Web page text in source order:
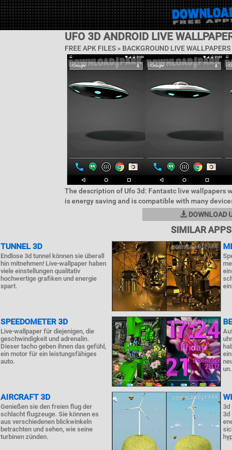
UFO 3D ANDROID LIVE
FREE APK FILES » BACKGROUND LIVE WALLPAPERS
The description of Ufo 3d: Fantastc live wallpapers
is energy saving and is compatible with many
DOWNLOAD
SIMILAR APPS
TUNNEL 3D
Endlose 3d tunnel können sie überall
hin mitnehmen! Live-wallpaper haben
viele einstellungen qualitativ
hochwertige grafiken und energie
spart.
SPEEDOMETER 3D
Live-wallpaper für diejenigen, die
geschwindigkeit und adrenalin.
Dieser tacho geben ihnen das gefühl,
ein motor für ein leistungsfähiges
auto.
AIRCRAFT 3D
Genießen sie den freien flug der
schlacht flugzeuge. Sie können es
aus verschiedenen blickwinkeln
betrachten und sehen, wie seine
turbinen zünden.
3d
3d